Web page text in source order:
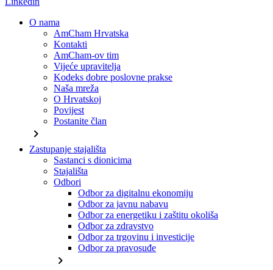
O nama
AmCham Hrvatska
Kontakti
AmCham-ov tim
Vijeće upravitelja
Kodeks dobre poslovne prakse
Naša mreža
O Hrvatskoj
Povijest
Postanite član
chevron_right
Zastupanje stajališta
Sastanci s dionicima
Stajališta
Odbori
Odbor za digitalnu ekonomiju
Odbor za javnu nabavu
Odbor za energetiku i zaštitu okoliša
Odbor za zdravstvo
Odbor za trgovinu i investicije
Odbor za pravosuđe
chevron_right